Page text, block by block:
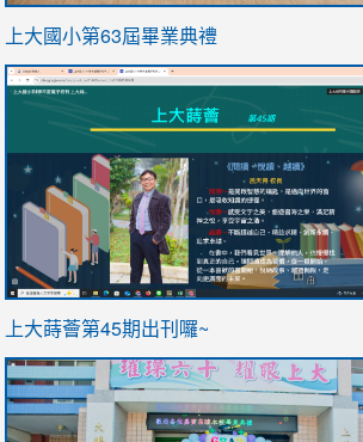
link
https://sites.google.com/stes.tyc.edu.tw/
上大國小第63屆畢業典禮
link
ink
https://sites.google.com/stes.tyc.edu.tw/
link
https://sites.google.com/stes.tyc.edu.tw/
上大蒔薈第45期出刊囉~